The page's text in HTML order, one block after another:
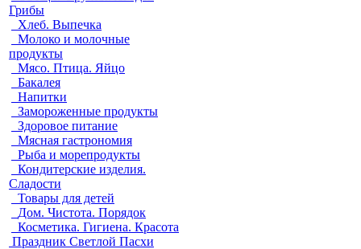
Грибы
Хлеб. Выпечка
Молоко и молочные
продукты
Мясо. Птица. Яйцо
Бакалея
Напитки
Замороженные продукты
Здоровое питание
Мясная гастрономия
Рыба и морепродукты
Кондитерские изделия.
Сладости
Товары для детей
Дом. Чистота. Порядок
Косметика. Гигиена. Красота
Праздник Светлой Пасхи